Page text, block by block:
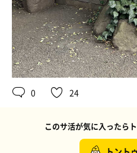
0 24
このサ活が気に入ったら